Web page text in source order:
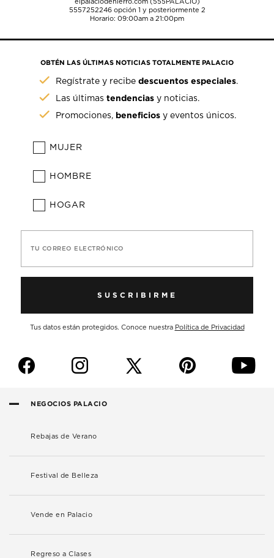
elpalaciodehierro.com (555PALACIO)
5557252246opción 1 y posteriormente 2
Horario: 09:00am a 21:00pm
OBTÉN LAS ÚLTIMAS NOTICIAS TOTALMENTE PALACIO
Regístrate y recibedescuentos especiales.
Las últimastendencias y noticias.
Promociones, beneficios y eventos únicos.
MUJER
HOMBRE
HOGAR
TU CORREO ELECTRÓNICO
SUSCRIBIRME
Tus datos están protegidos. Conoce nuestra Política de Privacidad
f i p y
NEGOCIOS PALACIO
Rebajas de Verano
Festival de Belleza
Vende en Palacio
Regreso a Clases